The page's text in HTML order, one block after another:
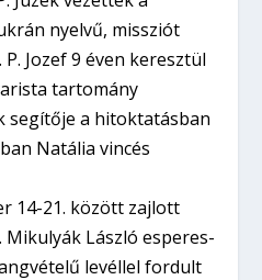
nyelvű, missziót
P. Jozef 9 éven keresztül
tartomány
segítője a hitoktatásban
Natália vincés
14-21. között zajlott
László esperes-
levéllel fordult